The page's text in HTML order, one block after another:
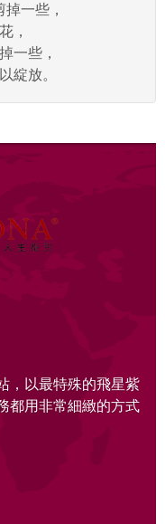
一些，
，
一些，
綻放。
，以最特殊的飛星紫
都用非常細緻的方式